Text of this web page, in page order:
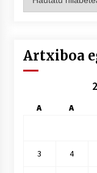
hilez
Artxiboa
A A
3 4